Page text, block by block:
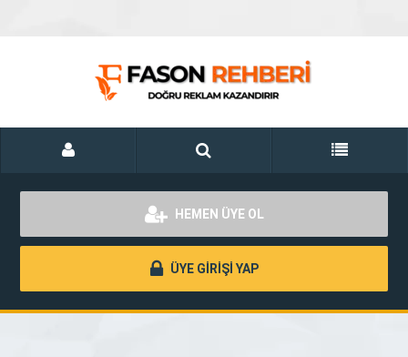
HEMEN ÜYE OL
ÜYE GİRİŞİ YAP